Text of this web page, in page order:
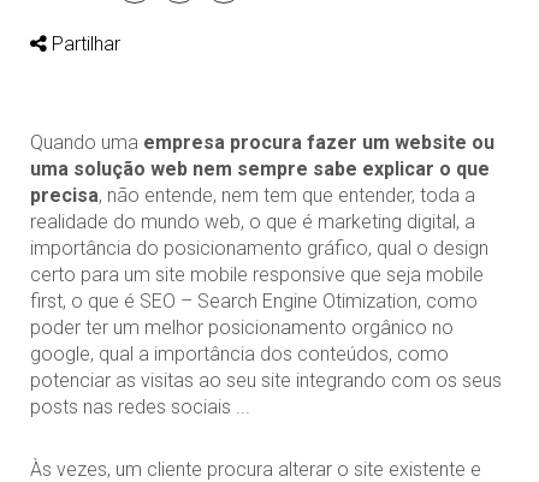
Partilhar
Quando uma empresa procura fazer um website ou
uma solução web nem sempre sabe explicar o que
precisa, não entende, nem tem que entender, toda a
realidade do mundo web, o que é marketing digital, a
importância do posicionamento gráfico, qual o design
certo para um site mobile responsive que seja mobile
first, o que é SEO – Search Engine Otimization, como
poder ter um melhor posicionamento orgânico no
google, qual a importância dos conteúdos, como
potenciar as visitas ao seu site integrando com os seus
posts nas redes sociais ...
Às vezes, um cliente procura alterar o site existente e